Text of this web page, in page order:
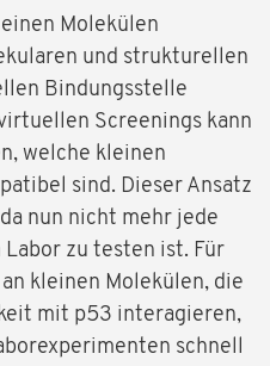
Molekülen
und strukturellen
Bindungsstelle
Screenings kann
welche kleinen
sind. Dieser Ansatz
nun nicht mehr jede
zu testen ist. Für
kleinen Molekülen, die
mit p53 interagieren,
schnell